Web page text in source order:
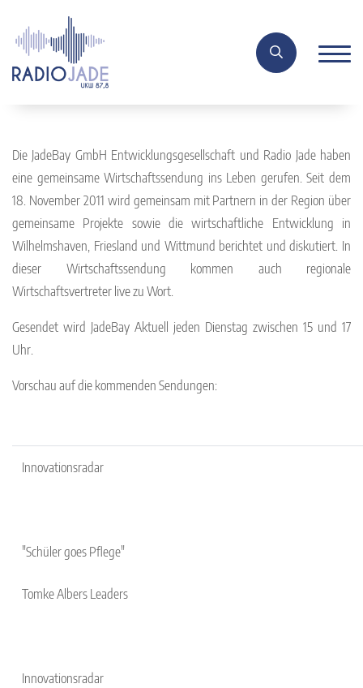
Die JadeBay GmbH Entwicklungsgesellschaft und Radio Jade haben
eine gemeinsame Wirtschaftssendung ins Leben gerufen. Seit dem
18. November 2011 wird gemeinsam mit Partnern in der Region über
gemeinsame Projekte sowie die wirtschaftliche Entwicklung in
Wilhelmshaven, Friesland und Wittmund berichtet und diskutiert. In
dieser Wirtschaftssendung kommen auch regionale
Wirtschaftsvertreter live zu Wort.
Gesendet wird JadeBay Aktuell jeden Dienstag zwischen 15 und 17
Uhr.
Vorschau auf die kommenden Sendungen:
Innovationsradar
"Schüler goes Pflege"
Tomke Albers Leaders
Innovationsradar